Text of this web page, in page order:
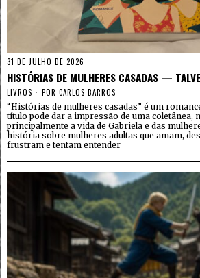
31 DE JULHO DE 2026
HISTÓRIAS DE MULHERES CASADAS —
LIVROS POR CARLOS BARROS
“Histórias de mulheres casadas” é um
título pode dar a impressão de uma coletânea,
principalmente a vida de Gabriela e das
história sobre mulheres adultas que amam,
frustram e tentam entender